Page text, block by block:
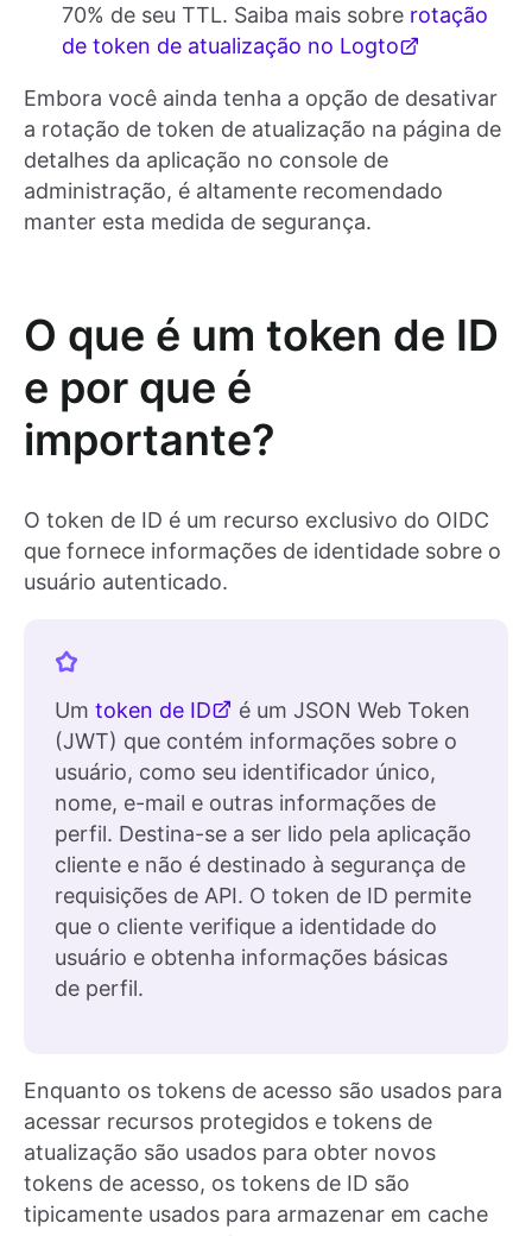
70% de seu TTL. Saiba mais sobre rotação
de token de atualização no Logto
Embora você ainda tenha a opção de desativar
a rotação de token de atualização na página de
detalhes da aplicação no console de
administração, é altamente recomendado
manter esta medida de segurança.
O que é um token de ID
e por que é
importante?
O token de ID é um recurso exclusivo do OIDC
que fornece informações de identidade sobre o
usuário autenticado.
Um token de ID
é um JSON Web Token
(JWT) que contém informações sobre o
usuário, como seu identificador único,
nome, e-mail e outras informações de
perfil. Destina-se a ser lido pela aplicação
cliente e não é destinado à segurança de
requisições de API. O token de ID permite
que o cliente verifique a identidade do
usuário e obtenha informações básicas
de perfil.
Enquanto os tokens de acesso são usados para
acessar recursos protegidos e tokens de
atualização são usados para obter novos
tokens de acesso, os tokens de ID são
tipicamente usados para armazenar em cache